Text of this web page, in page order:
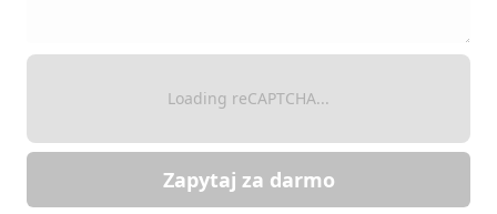
Loading reCAPTCHA...
Zapytaj za darmo